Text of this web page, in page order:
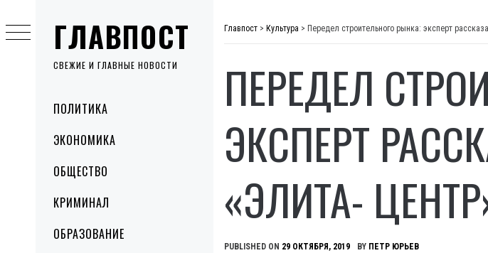
ГЛАВПОСТ
СВЕЖИЕ И ГЛАВНЫЕ НОВОСТИ
MenuПОЛИТИКА
ЭКОНОМИКА
ОБЩЕСТВО
КРИМИНАЛ
ОБРАЗОВАНИЕ
to
content
Главпост > Культура > Передел строительного рынка: эксперт
ПЕРЕДЕЛ
ЭКСПЕРТ
«ЭЛИТА-
PUBLISHED ON 29 ОКТЯБРЯ, 2019 BY ПЕТР ЮРЬЕВ